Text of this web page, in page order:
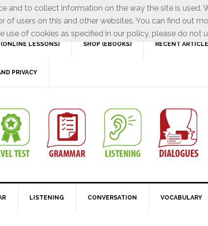
LESSONS) SHOP (EBOOKS) RECENT
PRIVACY
LISTENING CONVERSATION VOCABULARY
and to collect information on the way the site is used.
users on this and other websites. You can find out
of cookies as specified in our policy, please do not